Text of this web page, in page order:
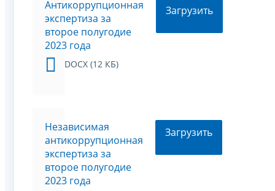
Антикоррупционная
экспертиза за
второе полугодие
2023 года
DOCX (12 КБ)
Загрузить
Независимая
антикоррупционная
экспертиза за
второе полугодие
2023 года
Загрузить